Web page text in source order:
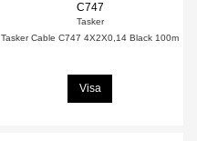
C747
Tasker
Tasker Cable C747 4X2X0,14 Black 100m
Visa